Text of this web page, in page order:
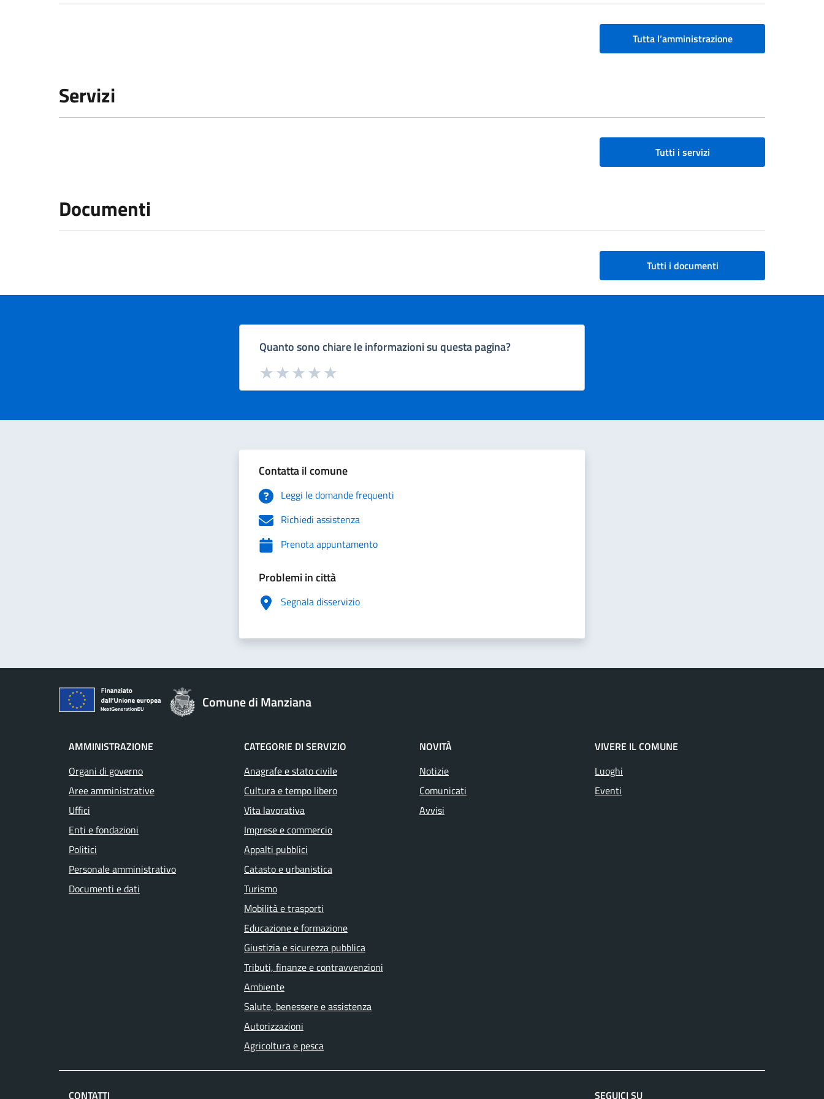
Tutta l’amministrazione
Servizi
Tutti i servizi
Documenti
Tutti i documenti
Quanto sono chiare le informazioni su questa pagina?
Valuta da 1 a 5 stelle la pagina
Valuta 5 stelle su 5
Valuta 4 stelle su 5
Valuta 3 stelle su 5
Valuta 2 stelle su 5
Valuta 1 stelle su 5
Contatta il comune
Leggi le domande frequenti
Richiedi assistenza
Prenota appuntamento
Problemi in città
Segnala disservizio
Comune di Manziana
AMMINISTRAZIONE
Organi di governo
Aree amministrative
Uffici
Enti e fondazioni
Politici
Personale amministrativo
Documenti e dati
CATEGORIE DI SERVIZIO
Anagrafe e stato civile
Cultura e tempo libero
Vita lavorativa
Imprese e commercio
Appalti pubblici
Catasto e urbanistica
Turismo
Mobilità e trasporti
Educazione e formazione
Giustizia e sicurezza pubblica
Tributi, finanze e contravvenzioni
Ambiente
Salute, benessere e assistenza
Autorizzazioni
Agricoltura e pesca
NOVITÀ
Notizie
Comunicati
Avvisi
VIVERE IL COMUNE
Luoghi
Eventi
CONTATTI SEGUICI SU